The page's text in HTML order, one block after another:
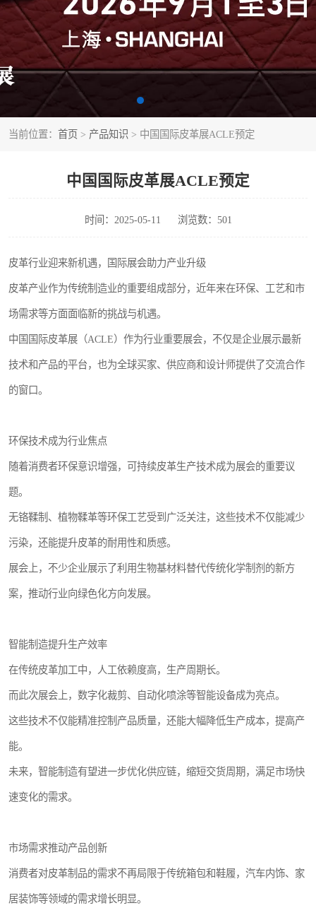
当前位置： 首页 > 产品知识 > 中国国际皮革展ACLE预定
中国国际皮革展ACLE预定
时间：2025-05-11 浏览数：501
皮革行业迎来新机遇，国际展会助力产业升级
皮革产业作为传统制造业的重要组成部分，近年来在环保、工艺和市
场需求等方面面临新的挑战与机遇。
中国国际皮革展（ACLE）作为行业重要展会，不仅是企业展示最新
技术和产品的平台，也为全球买家、供应商和设计师提供了交流合作
的窗口。
环保技术成为行业焦点
随着消费者环保意识增强，可持续皮革生产技术成为展会的重要议
题。
无铬鞣制、植物鞣革等环保工艺受到广泛关注，这些技术不仅能减少
污染，还能提升皮革的耐用性和质感。
展会上，不少企业展示了利用生物基材料替代传统化学制剂的新方
案，推动行业向绿色化方向发展。
智能制造提升生产效率
在传统皮革加工中，人工依赖度高，生产周期长。
而此次展会上，数字化裁剪、自动化喷涂等智能设备成为亮点。
这些技术不仅能精准控制产品质量，还能大幅降低生产成本，提高产
能。
未来，智能制造有望进一步优化供应链，缩短交货周期，满足市场快
速变化的需求。
市场需求推动产品创新
消费者对皮革制品的需求不再局限于传统箱包和鞋履，汽车内饰、家
居装饰等领域的需求增长明显。